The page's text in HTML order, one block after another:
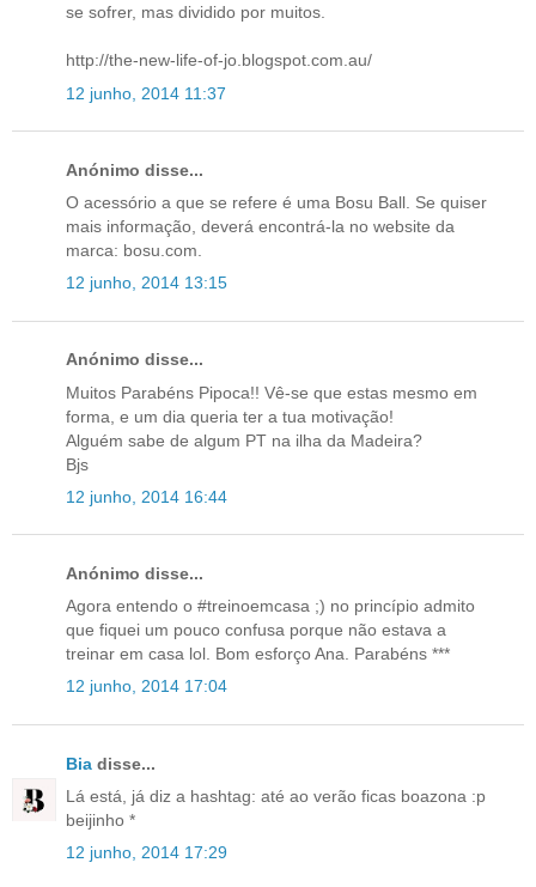
se sofrer, mas dividido por muitos.
http://the-new-life-of-jo.blogspot.com.au/
12 junho, 2014 11:37
Anónimo disse...
O acessório a que se refere é uma Bosu Ball. Se quiser
mais informação, deverá encontrá-la no website da
marca: bosu.com.
12 junho, 2014 13:15
Anónimo disse...
Muitos Parabéns Pipoca!! Vê-se que estas mesmo em
forma, e um dia queria ter a tua motivação!
Alguém sabe de algum PT na ilha da Madeira?
Bjs
12 junho, 2014 16:44
Anónimo disse...
Agora entendo o #treinoemcasa ;) no princípio admito
que fiquei um pouco confusa porque não estava a
treinar em casa lol. Bom esforço Ana. Parabéns ***
12 junho, 2014 17:04
Bia disse...
Lá está, já diz a hashtag: até ao verão ficas boazona :p
beijinho *
12 junho, 2014 17:29